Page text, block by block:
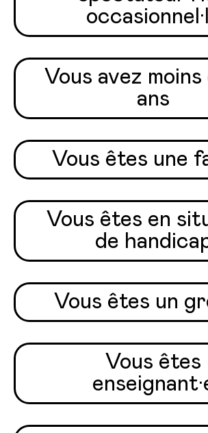
Vous avez
ans
Vous êtes une
Vous êtes en
de
Vous êtes un
Vous êtes